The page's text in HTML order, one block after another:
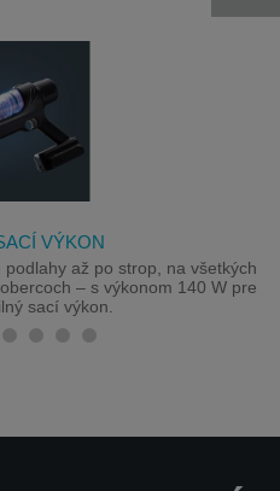
VÝKON
až po strop, na všetkých
– s výkonom 140 W pre
sací výkon.